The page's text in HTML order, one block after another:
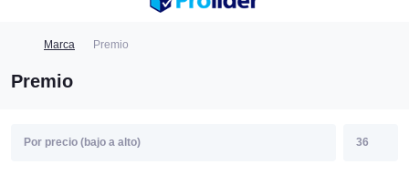
Marca Premio
Premio